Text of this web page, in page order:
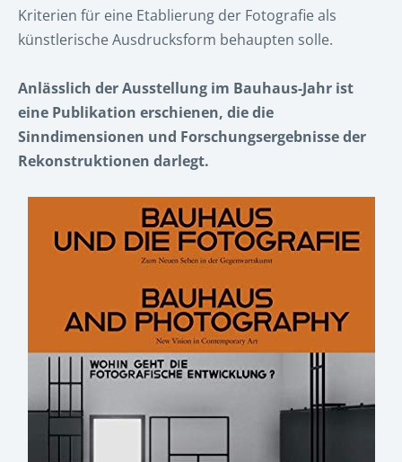
Kriterien für eine Etablierung der Fotografie als
künstlerische Ausdrucksform behaupten solle.
Anlässlich der Ausstellung im Bauhaus-Jahr ist
eine Publikation erschienen, die die
Sinndimensionen und Forschungsergebnisse der
Rekonstruktionen darlegt.